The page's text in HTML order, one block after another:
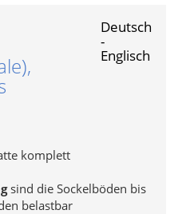
Deutsch
-
Englisch
komplett
sind die Sockelböden bis
belastbar